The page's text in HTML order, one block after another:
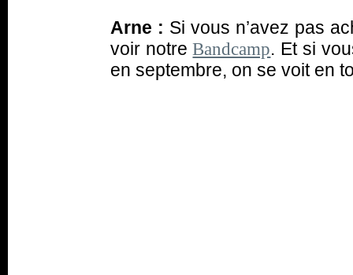
Arne : Si vous n’avez pas
voir notreBandcamp. Et si
en septembre, on se voit en